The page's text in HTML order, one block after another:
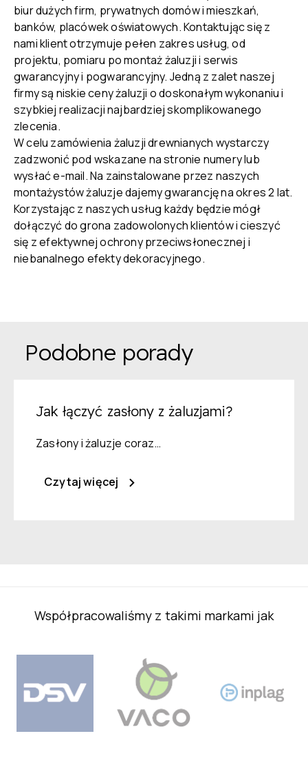
biur dużych firm, prywatnych domów i mieszkań,
banków, placówek oświatowych. Kontaktując się z
nami klient otrzymuje pełen zakres usług, od
projektu, pomiaru po montaż żaluzji i serwis
gwarancyjny i pogwarancyjny. Jedną z zalet naszej
firmy są niskie ceny żaluzji o doskonałym wykonaniu i
szybkiej realizacji najbardziej skomplikowanego
zlecenia.
W celu zamówienia żaluzji drewnianych wystarczy
zadzwonić pod wskazane na stronie numery lub
wysłać e-mail. Na zainstalowane przez naszych
montażystów żaluzje dajemy gwarancję na okres 2 lat.
Korzystając z naszych usług każdy będzie mógł
dołączyć do grona zadowolonych klientów i cieszyć
się z efektywnej ochrony przeciwsłonecznej i
niebanalnego efekty dekoracyjnego.
Podobne porady
Jak łączyć zasłony z żaluzjami?
Zasłony i żaluzje coraz…
Czytaj więcej
Współpracowaliśmy z takimi markami jak